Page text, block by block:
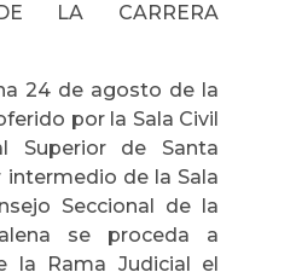
LA CARRERA
24 de agosto de la
por la Sala Civil
Superior de Santa
de la Sala
Seccional de la
se proceda a
la Rama Judicial el